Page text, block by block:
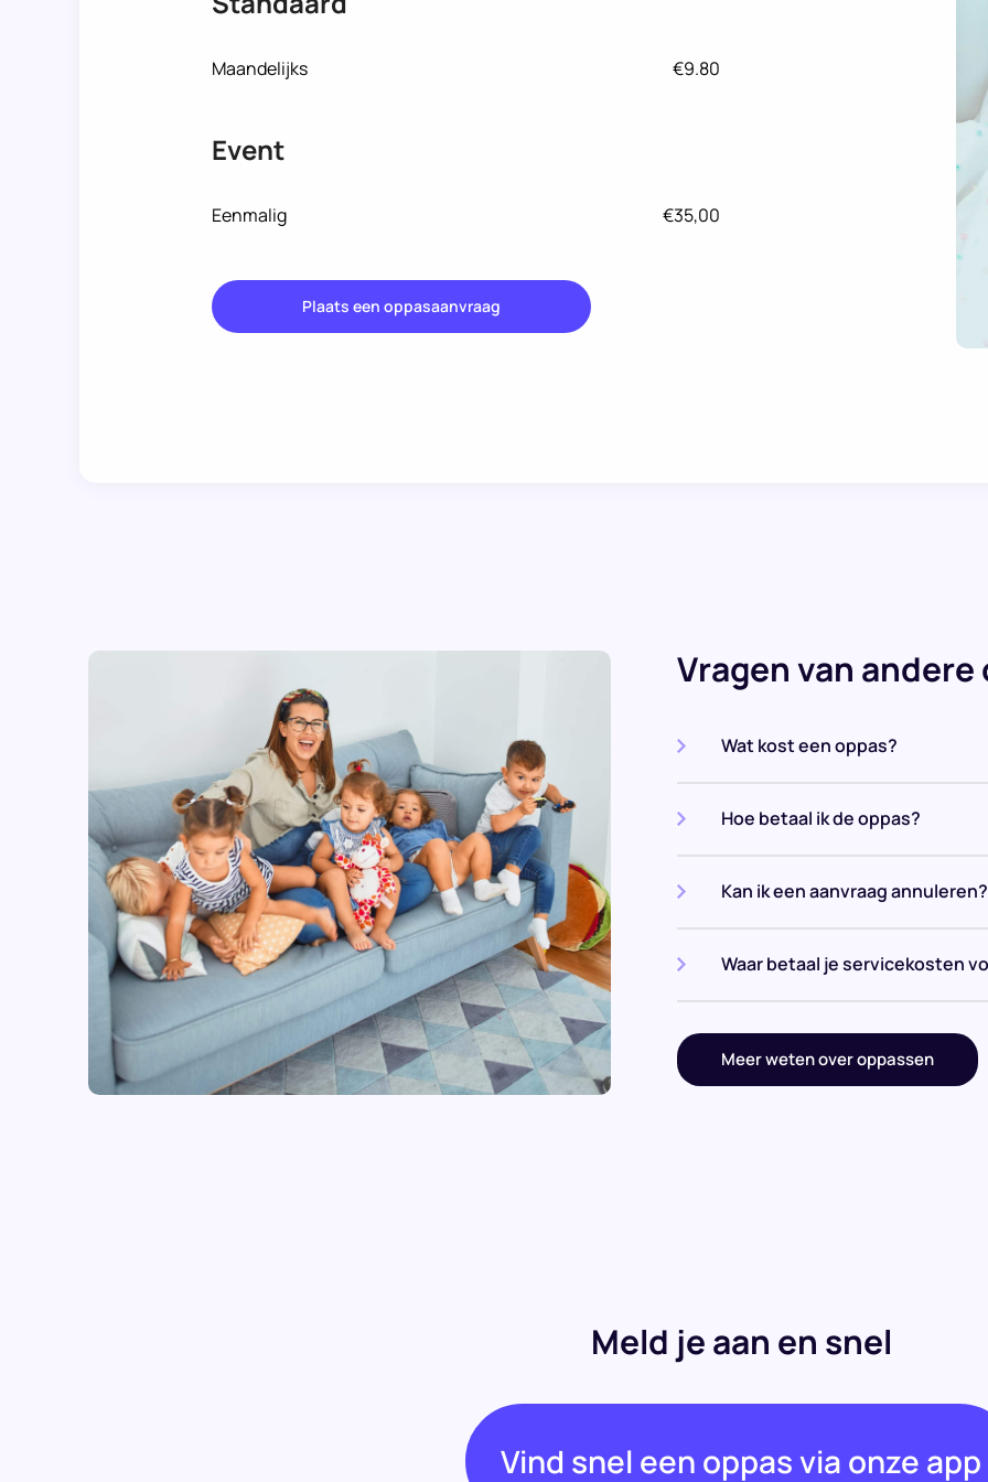
Maandelijks €9.80
Event
Eenmalig €35,00
Plaats een oppasaanvraag
Vragen van andere
Wat kost een oppas?
Hoe betaal ik de oppas?
Kan ik een aanvraag annuleren?
Waar betaal je servicekosten
Meer weten over oppassen
Meld je aan en snel
Vind snel een oppas via onze app